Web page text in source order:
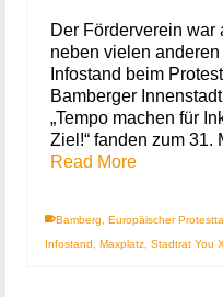
Der Förderverein war
neben vielen
Infostand beim
Bamberger
„Tempo machen für
Ziel!“ fanden zum
Read More
Bamberg Europäischer
Infostand
Maxplatz Stadtrat You